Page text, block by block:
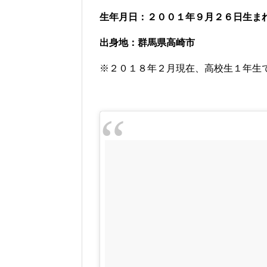
生年月日：２００１年９月２６日生ま
出身地：群馬県高崎市
※２０１８年２月現在、高校生１年生